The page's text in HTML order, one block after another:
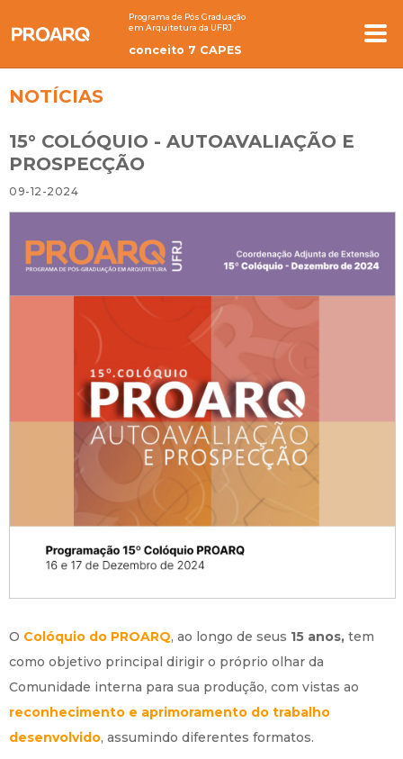
Programa de Pós Graduação
em Arquitetura da UFRJ
conceito 7 CAPES
NOTÍCIAS
15° COLÓQUIO - AUTOAVALIAÇÃO E
PROSPECÇÃO
09-12-2024
O Colóquio do PROARQ, ao longo de seus 15 anos, tem
como objetivo principal dirigir o próprio olhar da
Comunidade interna para sua produção, com vistas ao
reconhecimento e aprimoramento do trabalho
desenvolvido, assumindo diferentes formatos.